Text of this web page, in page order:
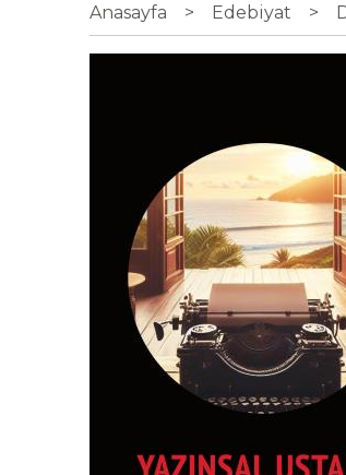
Anasayfa > Edebiyat >